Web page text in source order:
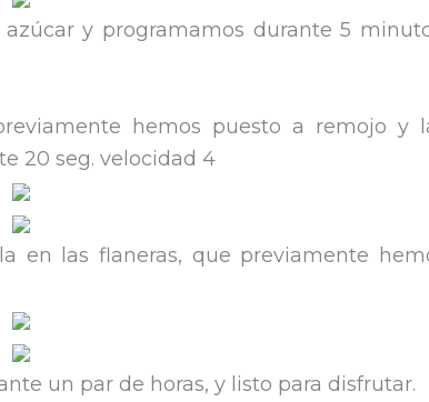
y programamos durante 5
hemos puesto a remojo y
20 seg. velocidad 4
en las flaneras, que previamente
un par de horas, y listo para disfrutar.